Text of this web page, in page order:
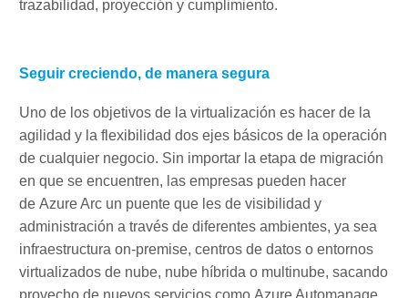
trazabilidad, proyección y cumplimiento.
Seguir creciendo, de manera segura
Uno de los objetivos de la virtualización es hacer de la
agilidad y la flexibilidad dos ejes básicos de la operación
de cualquier negocio. Sin importar la etapa de migración
en que se encuentren, las empresas pueden hacer
de Azure Arc un puente que les de visibilidad y
administración a través de diferentes ambientes, ya sea
infraestructura on-premise, centros de datos o entornos
virtualizados de nube, nube híbrida o multinube, sacando
provecho de nuevos servicios como Azure Automanage,